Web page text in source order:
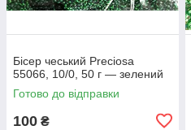
Бісер чеський Preciosa
55066, 10/0, 50 г — зелений
Готово до відправки
100 ₴